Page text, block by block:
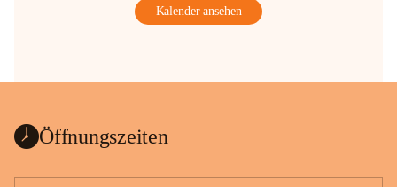
Kalender ansehen
Öffnungszeiten